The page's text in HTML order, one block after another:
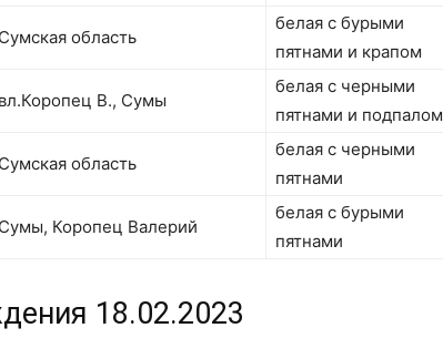
Сумская область
белая с бурыми
пятнами и крапом
вл.Коропец В., Сумы
белая с черными
пятнами и подпалом
Сумская область
белая с черными
пятнами
Сумы, Коропец Валерий
белая с бурыми
пятнами
18.02.2023